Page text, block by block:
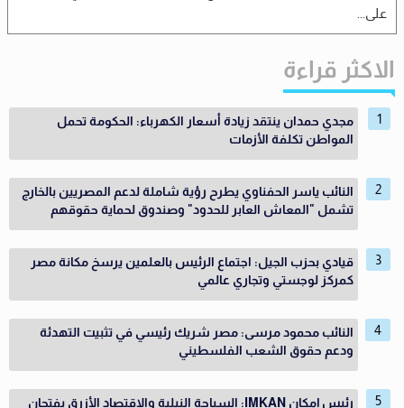
على...
الاكثر قراءة
مجدي حمدان ينتقد زيادة أسعار الكهرباء: الحكومة تحمل
المواطن تكلفة الأزمات
النائب ياسر الحفناوي يطرح رؤية شاملة لدعم المصريين بالخارج
تشمل "المعاش العابر للحدود" وصندوق لحماية حقوقهم
قيادي بحزب الجيل: اجتماع الرئيس بالعلمين يرسخ مكانة مصر
كمركز لوجستي وتجاري عالمي
النائب محمود مرسى: مصر شريك رئيسي في تثبيت التهدئة
ودعم حقوق الشعب الفلسطيني
رئيس إمكان IMKAN: السياحة النيلية والاقتصاد الأزرق يفتحان